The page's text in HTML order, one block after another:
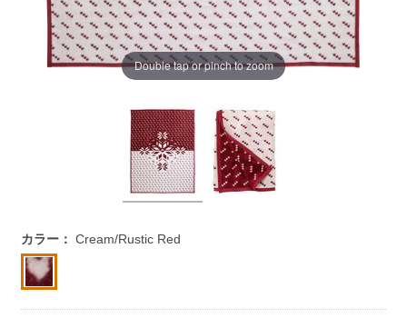
Double tap or pinch to zoom
https://www.llbean.co.jp/homegoods/bedding/blankets/g/
カラー： Cream/Rustic Red